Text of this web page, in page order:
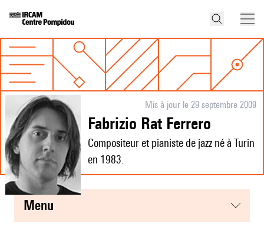
Mis à jour le 29 septembre 2009
Fabrizio Rat Ferrero
Compositeur et pianiste de jazz né à Turin
en 1983.
menu